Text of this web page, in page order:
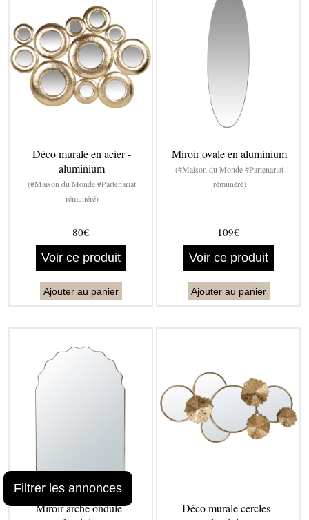
Déco murale en acier -
aluminium
(#Maison du Monde #Partenariat
rémunéré)
80€
Voir ce produit
Ajouter au panier
Miroir ovale en aluminium
(#Maison du Monde #Partenariat
rémunéré)
109€
Voir ce produit
Ajouter au panier
Miroir arche ondulé -
Déco murale cercles -
Filtrer les annonces